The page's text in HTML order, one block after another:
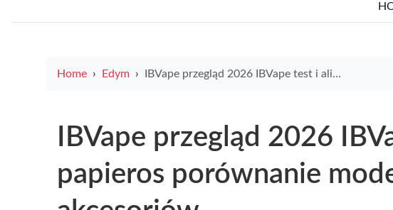
Home Edym IBVape przegląd 2026 IBVape test i alien e papieros porównanie modeli funkcji i akcesoriów
IBVape przegląd 2026
papieros porównanie